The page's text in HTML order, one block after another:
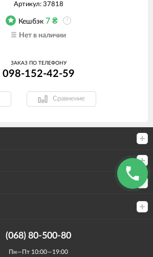
Артикул: 37818
Кешбэк 7 ₴ ?
Нет в наличии
ЗАКАЗ ПО ТЕЛЕФОНУ
098-152-42-59
Сравнение
(068) 80-500-80
Пн—Пт 10:00—19:00